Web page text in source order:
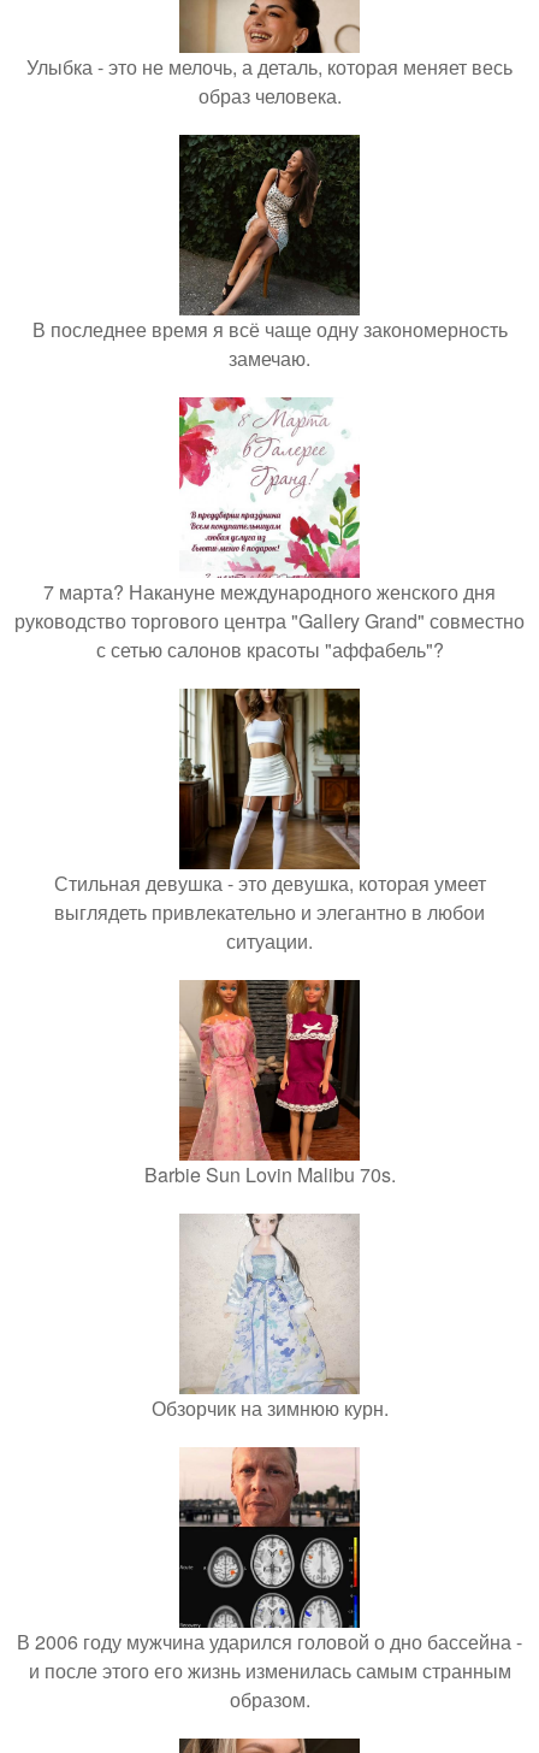
Улыбка - это не мелочь, а деталь, которая меняет весь
образ человека.
В последнее время я всё чаще одну закономерность
замечаю.
7 марта? Накануне международного женского дня
руководство торгового центра "Gallery Grand" совместно
с сетью салонов красоты "аффабель"?
Стильная девушка - это девушка, которая умеет
выглядеть привлекательно и элегантно в любои
ситуации.
Barbie Sun Lovin Malibu 70s.
Обзорчик на зимнюю курн.
В 2006 году мужчина ударился головой о дно бассейна -
и после этого его жизнь изменилась самым странным
образом.